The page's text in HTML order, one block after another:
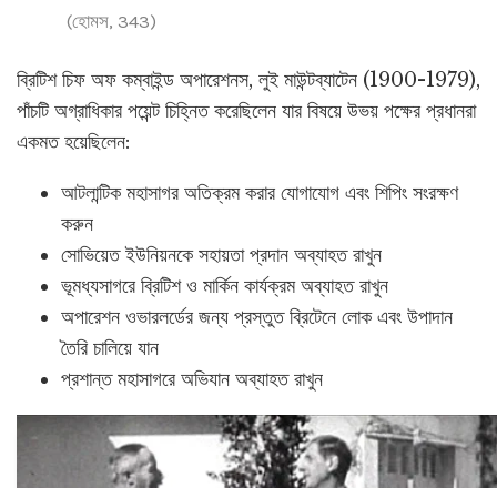
(হোমস, 343)
ব্রিটিশ চিফ অফ কম্বাইন্ড অপারেশনস, লুই মাউন্টব্যাটেন (1900-1979),
পাঁচটি অগ্রাধিকার পয়েন্ট চিহ্নিত করেছিলেন যার বিষয়ে উভয় পক্ষের প্রধানরা
একমত হয়েছিলেন:
আটলান্টিক মহাসাগর অতিক্রম করার যোগাযোগ এবং শিপিং সংরক্ষণ
করুন
সোভিয়েত ইউনিয়নকে সহায়তা প্রদান অব্যাহত রাখুন
ভূমধ্যসাগরে ব্রিটিশ ও মার্কিন কার্যক্রম অব্যাহত রাখুন
অপারেশন ওভারলর্ডের জন্য প্রস্তুত ব্রিটেনে লোক এবং উপাদান
তৈরি চালিয়ে যান
প্রশান্ত মহাসাগরে অভিযান অব্যাহত রাখুন